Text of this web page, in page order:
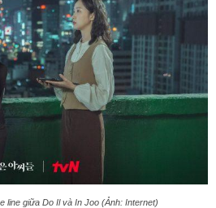
line giữa Do Il và In Joo (Ảnh: Internet)